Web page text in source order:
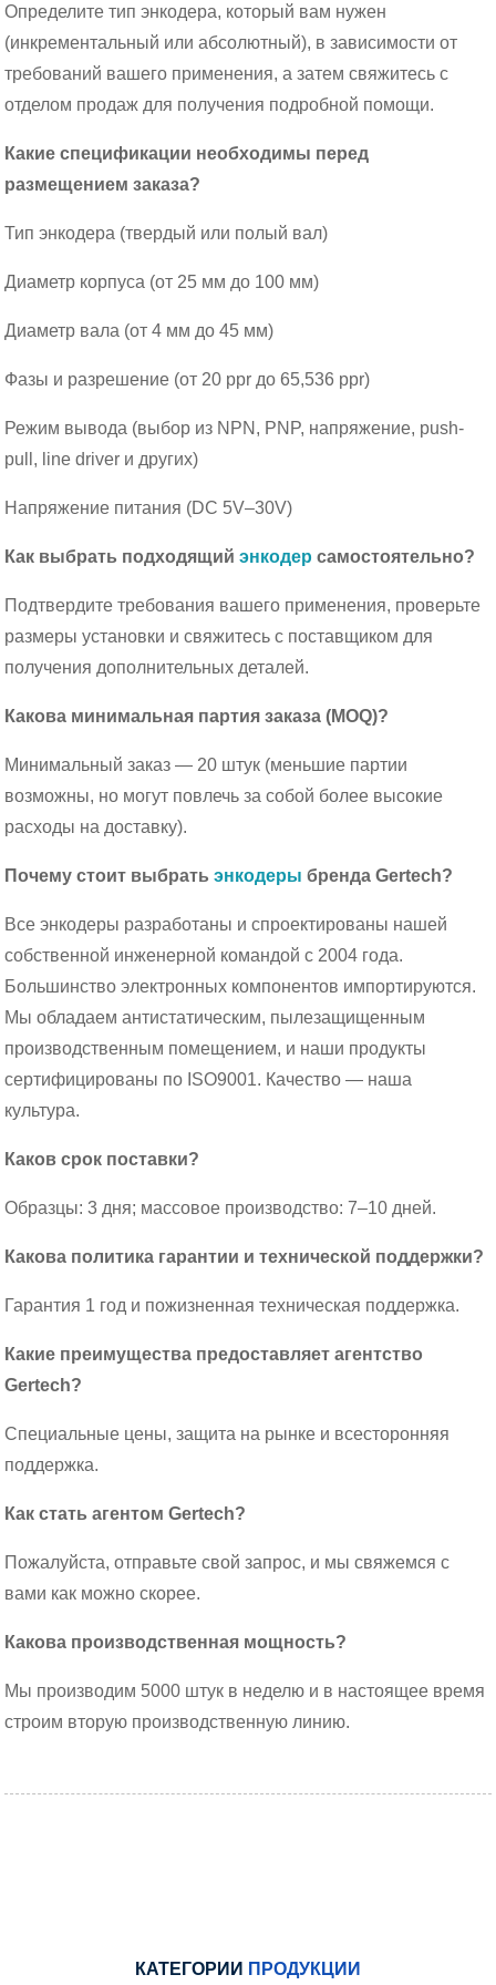
Определите тип энкодера, который вам нужен
(инкрементальный или абсолютный), в зависимости от
требований вашего применения, а затем свяжитесь с
отделом продаж для получения подробной помощи.
Какие спецификации необходимы перед
размещением заказа?
Тип энкодера (твердый или полый вал)
Диаметр корпуса (от 25 мм до 100 мм)
Диаметр вала (от 4 мм до 45 мм)
Фазы и разрешение (от 20 ppr до 65,536 ppr)
Режим вывода (выбор из NPN, PNP, напряжение, push-
pull, line driver и других)
Напряжение питания (DC 5V–30V)
Как выбрать подходящийэнкодер самостоятельно?
Подтвердите требования вашего применения, проверьте
размеры установки и свяжитесь с поставщиком для
получения дополнительных деталей.
Какова минимальная партия заказа (MOQ)?
Минимальный заказ — 20 штук (меньшие партии
возможны, но могут повлечь за собой более высокие
расходы на доставку).
Почему стоит выбратьэнкодеры бренда Gertech?
Все энкодеры разработаны и спроектированы нашей
собственной инженерной командой с 2004 года.
Большинство электронных компонентов импортируются.
Мы обладаем антистатическим, пылезащищенным
производственным помещением, и наши продукты
сертифицированы по ISO9001. Качество — наша
культура.
Каков срок поставки?
Образцы: 3 дня; массовое производство: 7–10 дней.
Какова политика гарантии и технической поддержки?
Гарантия 1 год и пожизненная техническая поддержка.
Какие преимущества предоставляет агентство
Gertech?
Специальные цены, защита на рынке и всесторонняя
поддержка.
Как стать агентом Gertech?
Пожалуйста, отправьте свой запрос, и мы свяжемся с
вами как можно скорее.
Какова производственная мощность?
Мы производим 5000 штук в неделю и в настоящее время
строим вторую производственную линию.
КАТЕГОРИИ ПРОДУКЦИИ